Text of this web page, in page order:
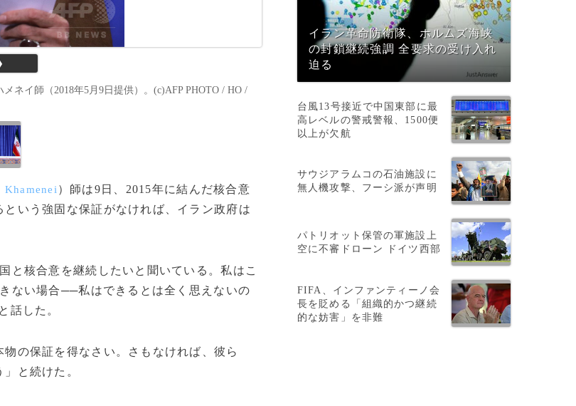
ネイ師（2018年5月9日提供）。(c)AFP PHOTO / HO /
Khamenei ）師は9日、2015年に結んだ核合意
いう強固な保証がなければ、イラン政府は
核合意を継続したいと聞いている。私はこ
ない場合──私はできるとは全く思えないの
話した。
の保証を得なさい。さもなければ、彼ら
と続けた。
イラン革命防衛隊、ホルムズ海峡
の封鎖継続強調 全要求の受け入れ
迫る
台風13号接近で中国東部に最
高レベルの警戒警報、1500便
以上が欠航
サウジアラムコの石油施設に
無人機攻撃、フーシ派が声明
パトリオット保管の軍施設上
空に不審ドローン ドイツ西部
FIFA、インファンティーノ会
長を貶める「組織的かつ継続
的な妨害」を非難